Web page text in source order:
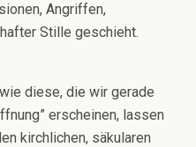
Angriffen,
Stille geschieht.
diese, die wir gerade
erscheinen, lassen
kirchlichen, säkularen